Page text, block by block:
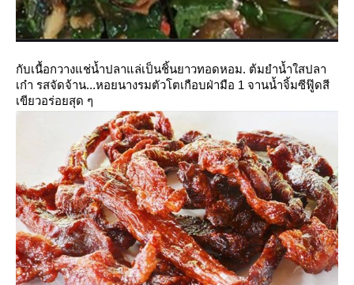
กับเนื้อกวางแช่น้ำปลาแล่เป็นชิ้นยาวทอดหอม. ต้มยำน้ำใสปลา
เก๋า รสจัดจ้าน...หอยนางรมตัวโตเกือบฝ่ามือ 1 จานน้ำจิ้มซีฟู๊ดสี
เขียวอร่อยสุด ๆ